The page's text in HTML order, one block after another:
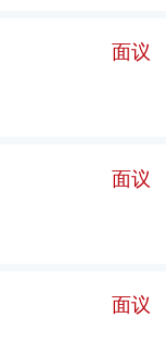
面议
面议
面议